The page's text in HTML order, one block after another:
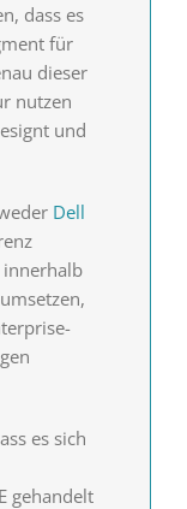
dass es
für
dieser
nutzen
und
Dell
innerhalb
es sich
gehandelt